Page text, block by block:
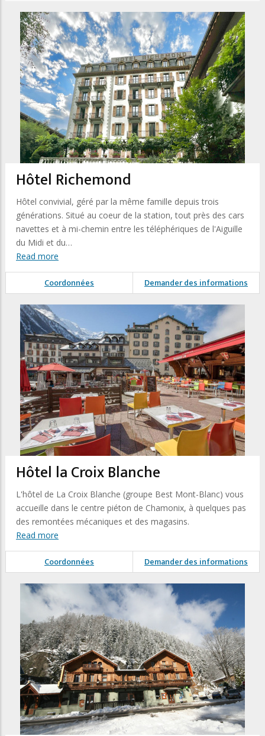
Hôtel Richemond
Hôtel convivial, géré par la même famille depuis trois
générations. Situé au coeur de la station, tout près des cars
navettes et à mi-chemin entre les téléphériques de l'Aiguille
du Midi et du…
Read more
Coordonnées Demander des informations
Hôtel la Croix Blanche
L'hôtel de La Croix Blanche (groupe Best Mont-Blanc) vous
accueille dans le centre piéton de Chamonix, à quelques pas
des remontées mécaniques et des magasins.
Read more
Coordonnées Demander des informations